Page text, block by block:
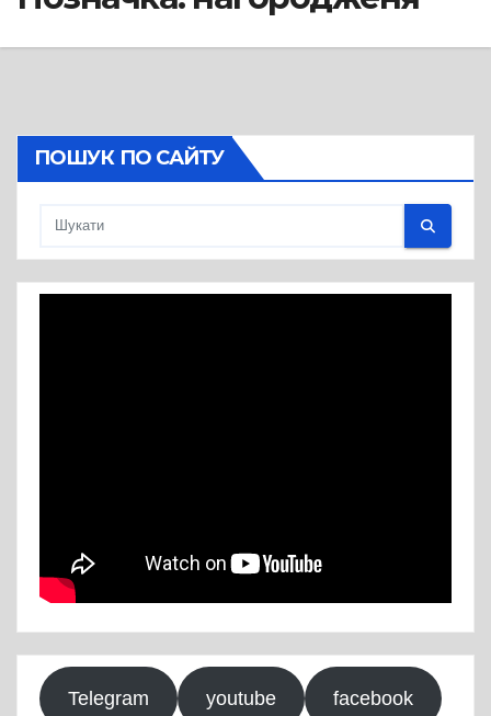
ПОШУК ПО САЙТУ
Telegram youtube facebook